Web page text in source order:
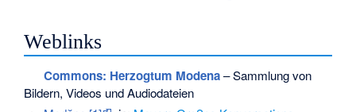
Weblinks
Commons: Herzogtum Modena– Sammlung von
Bildern, Videos und Audiodateien